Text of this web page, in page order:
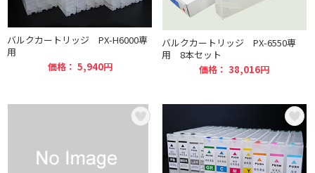
バルクカートリッジ PX-H6000専
用
価格： 5,940円
バルクカートリッジ PX-6550専
用 8本セット
価格： 38,016円